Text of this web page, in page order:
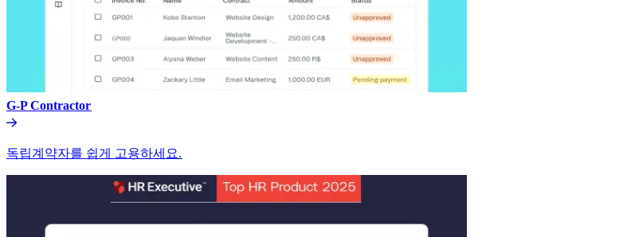
G-P Contractor​​
독립계약자를 쉽게 고용하세요.​​